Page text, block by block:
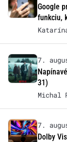
Google
funkciu,
7.
31)
Michal
7.
Dolby